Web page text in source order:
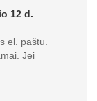
12 d.
el. paštu.
Jei